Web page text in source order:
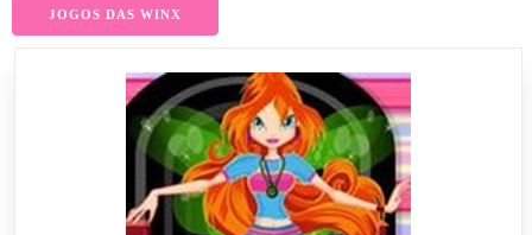
JOGOS DAS WINX